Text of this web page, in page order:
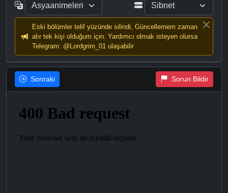
Eski bölümler telif yüzünde silindi, Güncellemem zaman
alır tek kişi olduğum için. Yardımcı olmak isteyen olursa
Telegram: @Lordgrim_01 ulaşabilir
Sonraki Sorun Bildir